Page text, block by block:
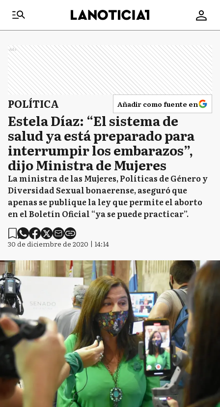
Ads
POLÍTICA Añadir como fuente en
Estela Díaz: “El sistema de
salud ya está preparado para
interrumpir los embarazos”,
dijo Ministra de Mujeres
La ministra de las Mujeres, Políticas de Género y
Diversidad Sexual bonaerense, aseguró que
apenas se publique la ley que permite el aborto
en el Boletín Oficial “ya se puede practicar”.
30 de diciembre de 2020 | 14:14